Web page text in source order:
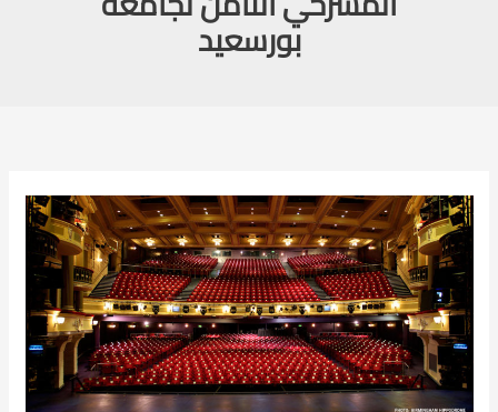
بورسعيد